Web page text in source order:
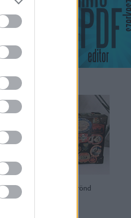
relikvia – 100 éves bőrönd